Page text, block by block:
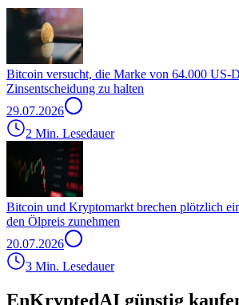
Bitcoin versucht, die Marke von 64.000 US-
Zinsentscheidung zu halten
29.07.2026
2 Min. Lesedauer
Bitcoin und Kryptomarkt brechen plötzlich
den Ölpreis zunehmen
20.07.2026
3 Min. Lesedauer
EnKryptedAI günstig